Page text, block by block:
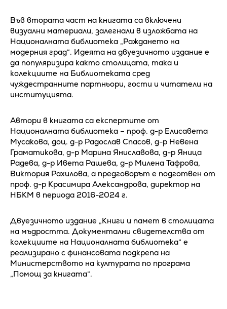
Във втората част на книгата са включени
визуални материали, залегнали в изложбата на
Националната библиотека „Раждането на
модерния град“. Идеята на двуезичното издание е
да популяризира както столицата, така и
колекциите на Библиотеката сред
чуждестранните партньори, гости и читатели на
институцията.
Автори в книгата са експертите от
Националната библиотека – проф. д-р Елисавета
Мусакова, доц. д-р Радослав Спасов, д-р Невена
Граматикова, д-р Марина Яниславова, д-р Яница
Радева, д-р Ивета Рашева, д-р Милена Тафрова,
Виктория Рахилова, а предговорът е подготвен от
проф. д-р Красимира Александрова, директор на
НБКМ в периода 2016-2024 г.
Двуезичното издание „Книги и памет в столицата
на мъдростта. Документални свидетелства от
колекциите на Националната библиотека“ е
реализирано с финансовата подкрепа на
Министерството на културата по програма
„Помощ за книгата“.